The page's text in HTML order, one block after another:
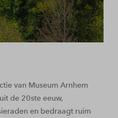
van Museum Arnhem
de 20ste eeuw,
en bedraagt ruim